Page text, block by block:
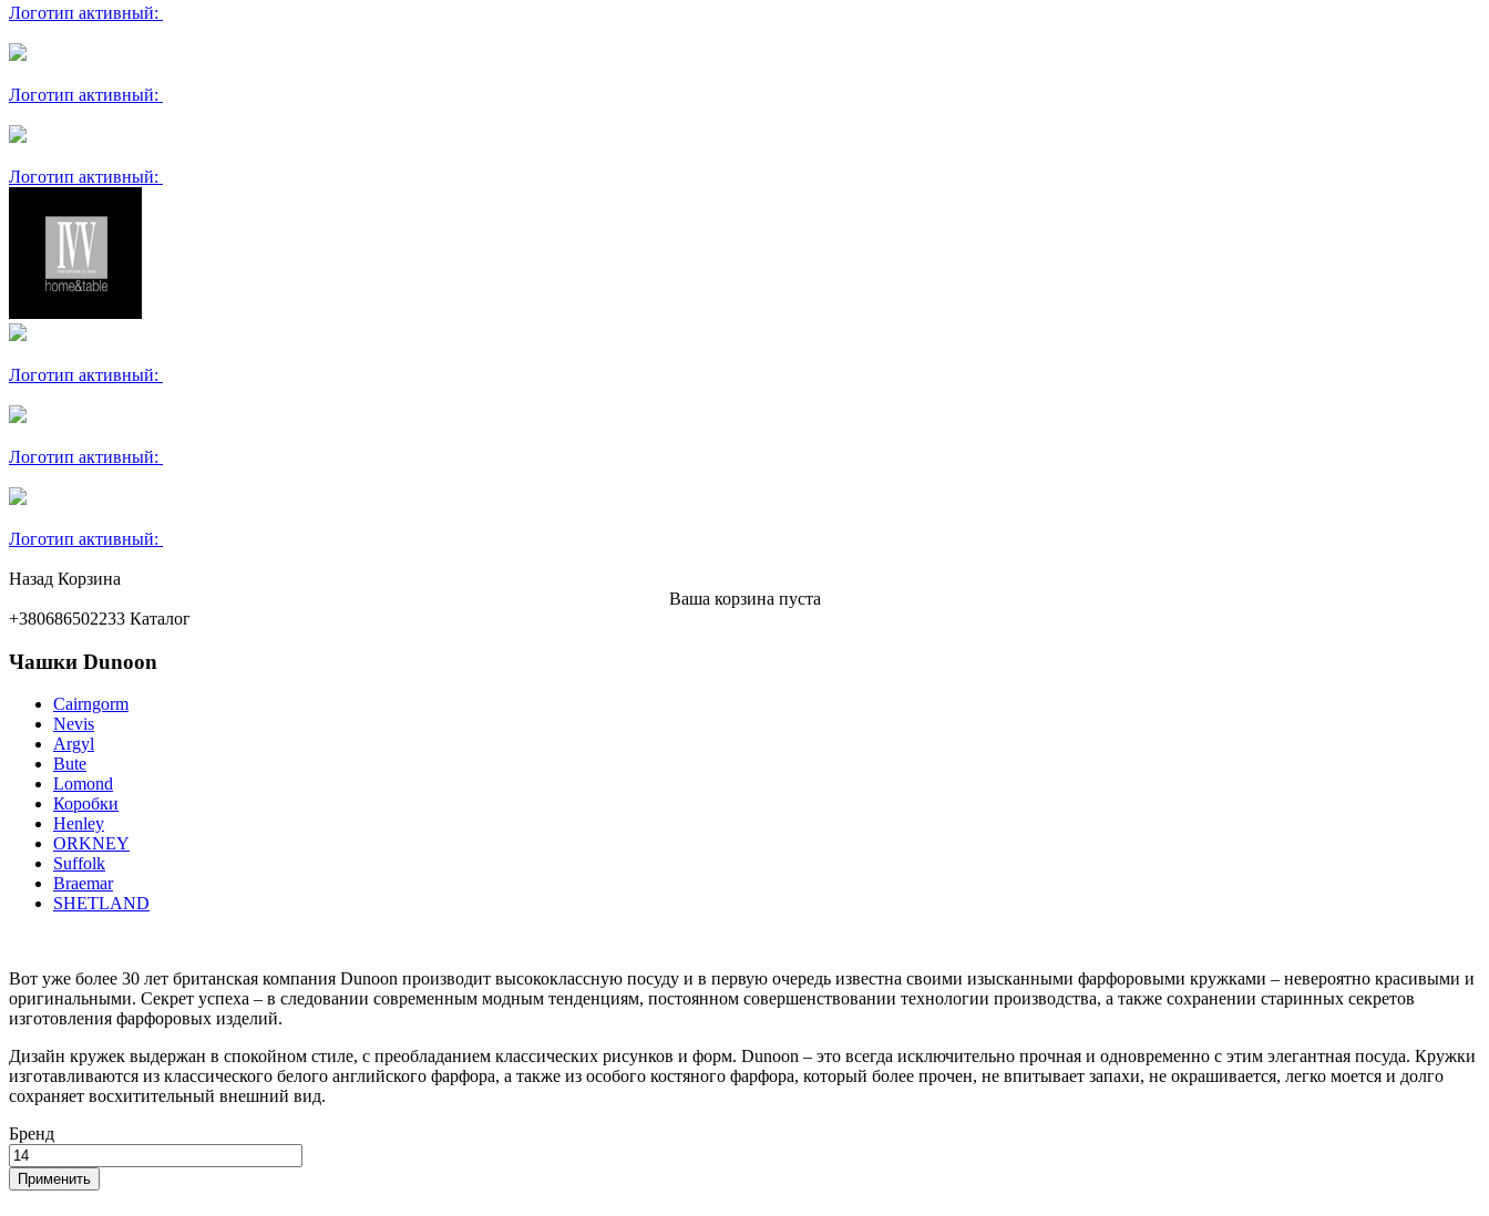
Логотип активный:
Логотип активный:
Логотип активный:
Логотип активный:
Логотип активный:
Логотип активный:
Назад Корзина
Ваша корзина пуста
+380686502233 Каталог
Чашки Dunoon
Cairngorm
Nevis
Argyl
Bute
Lomond
Коробки
Henley
ORKNEY
Suffolk
Braemar
SHETLAND
Вот уже более 30 лет британская компания Dunoon производит высококлассную посуду и в первую очередь известна своими изысканными фарфоровыми кружками – невероятно красивыми и
оригинальными. Секрет успеха – в следовании современным модным тенденциям, постоянном совершенствовании технологии производства, а также сохранении старинных секретов
изготовления фарфоровых изделий.
Дизайн кружек выдержан в спокойном стиле, с преобладанием классических рисунков и форм. Dunoon – это всегда исключительно прочная и одновременно с этим элегантная посуда. Кружки
изготавливаются из классического белого английского фарфора, а также из особого костяного фарфора, который более прочен, не впитывает запахи, не окрашивается, легко моется и долго
сохраняет восхитительный внешний вид.
Бренд